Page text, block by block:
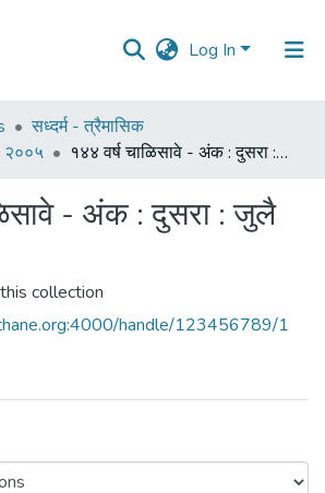
Log In
सध्दर्म - त्रैमासिक
२००५
१४४ वर्ष चाळिसावे - अंक : दुसरा : जुलै २००५
- अंक : दुसरा : जुलै
collection
handle/123456789/1